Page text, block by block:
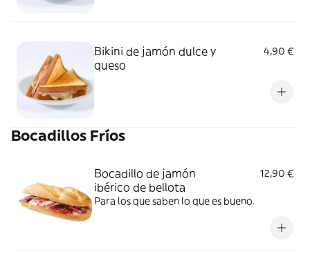
Bikini de jamón dulce y
queso
4,90 €
Bocadillos Fríos
Bocadillo de jamón
ibérico de bellota
12,90 €
Para los que saben lo que es bueno.